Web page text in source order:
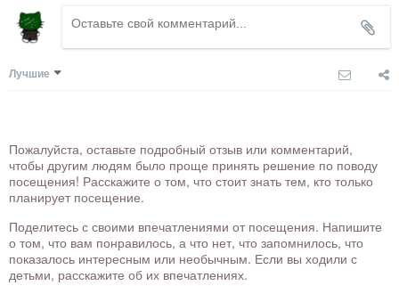
Лучшие
Пожалуйста, оставьте подробный отзыв или комментарий,
чтобы другим людям было проще принять решение по поводу
посещения! Расскажите о том, что стоит знать тем, кто только
планирует посещение.
Поделитесь с своими впечатлениями от посещения. Напишите
о том, что вам понравилось, а что нет, что запомнилось, что
показалось интересным или необычным. Если вы ходили с
детьми, расскажите об их впечатлениях.